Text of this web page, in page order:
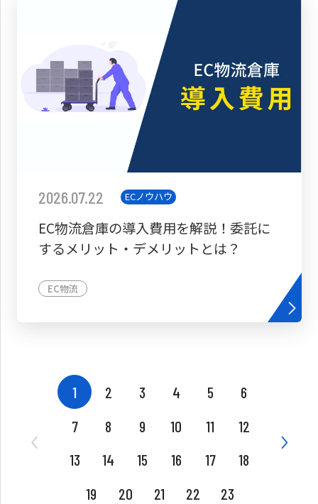
2026.07.22 ECノウハウ
EC物流倉庫の導入費用を解説！委託に
するメリット・デメリットとは？
EC物流
1 2 3 4 5
6
7
8 9 10 11
12
13
14 15 16 17
18
19
20 21 22 23